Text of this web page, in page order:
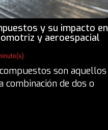
y su impacto en
y aeroespacial
son aquellos
de dos o